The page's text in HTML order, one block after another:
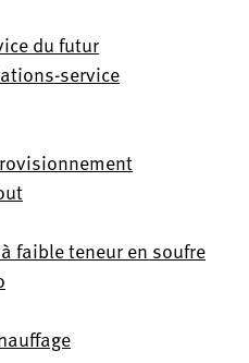
du futur
service
faible teneur en soufre